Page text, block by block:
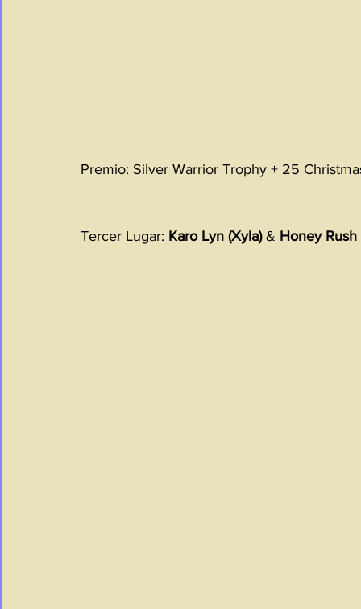
Premio: Silver Warrior Trophy + 25
Tercer Lugar: Karo Lyn (Xyla) & Honey Rush